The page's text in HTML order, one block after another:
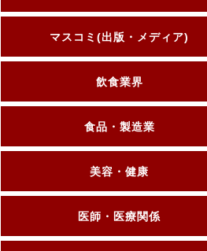
マスコミ(出版・メディア)
飲食業界
食品・製造業
美容・健康
医師・医療関係